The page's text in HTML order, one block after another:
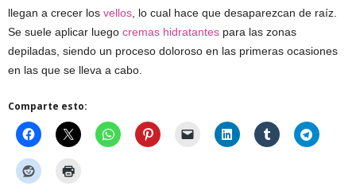
llegan a crecer los vellos , lo cual hace que desaparezcan de raíz.
Se suele aplicar luego cremas hidratantes para las zonas
depiladas, siendo un proceso doloroso en las primeras ocasiones
en las que se lleva a cabo.
Comparte esto: